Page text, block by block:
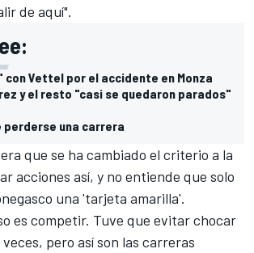
de aquí".
Vettel por el accidente en Monza
y el resto "casi se quedaron parados"
una carrera
que se ha cambiado el criterio a la
acciones así, y no entiende que solo
una 'tarjeta amarilla'.
es competir. Tuve que evitar chocar
pero así son las carreras